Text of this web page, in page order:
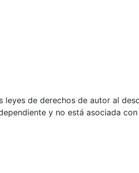
de derechos de autor al
y no está asociada